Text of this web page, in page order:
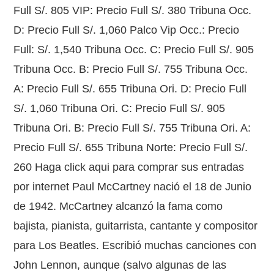
Full S/. 805 VIP: Precio Full S/. 380 Tribuna Occ.
D: Precio Full S/. 1,060 Palco Vip Occ.: Precio
Full: S/. 1,540 Tribuna Occ. C: Precio Full S/. 905
Tribuna Occ. B: Precio Full S/. 755 Tribuna Occ.
A: Precio Full S/. 655 Tribuna Ori. D: Precio Full
S/. 1,060 Tribuna Ori. C: Precio Full S/. 905
Tribuna Ori. B: Precio Full S/. 755 Tribuna Ori. A:
Precio Full S/. 655 Tribuna Norte: Precio Full S/.
260 Haga click aqui para comprar sus entradas
por internet Paul McCartney nació el 18 de Junio
de 1942. McCartney alcanzó la fama como
bajista, pianista, guitarrista, cantante y compositor
para Los Beatles. Escribió muchas canciones con
John Lennon, aunque (salvo algunas de las